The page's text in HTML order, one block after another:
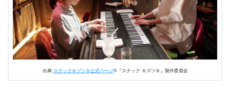
出典: スナックキヅツキ公式ページ©『スナック キズツキ』製作委員会